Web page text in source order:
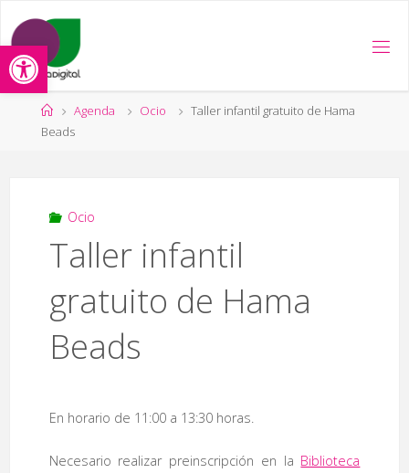
Abrir barra de herramientas
contenido
Página
de
Agenda Ocio
Taller infantil gratuito de Hama
Beads
Ocio
Taller infantil
gratuito de Hama
Beads
En horario de 11:00 a 13:30 horas.
Necesario realizar preinscripción en la Biblioteca